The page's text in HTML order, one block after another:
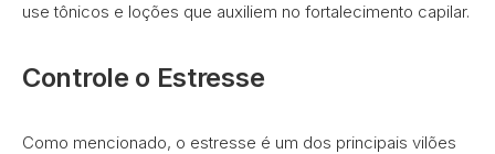
use tônicos e loções que auxiliem no fortalecimento capilar.
Controle o Estresse
Como mencionado, o estresse é um dos principais vilões